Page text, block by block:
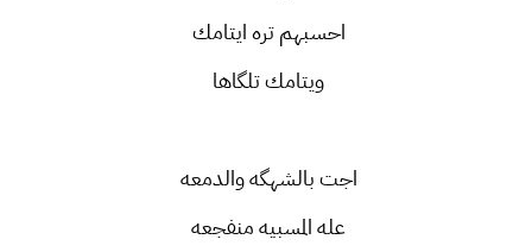
احسبهم تره ايتامك
ويتامك تلگاها
اجت بالشهگه والدمعه
عله المسبيه منفجعه